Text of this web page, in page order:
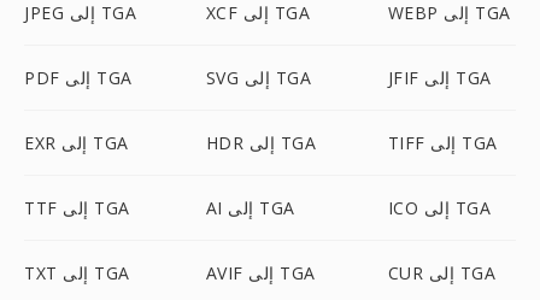
JPEG إلى TGA XCF إلى TGA WEBP إلى TGA
PDF إلى TGA SVG إلى TGA JFIF إلى TGA
EXR إلى TGA HDR إلى TGA TIFF إلى TGA
TTF إلى TGA AI إلى TGA ICO إلى TGA
TXT إلى TGA AVIF إلى TGA CUR إلى TGA